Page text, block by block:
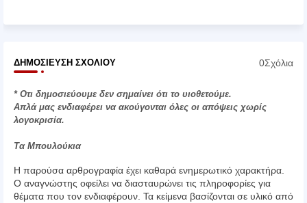
ΔΗΜΟΣΊΕΥΣΗ ΣΧΟΛΊΟΥ 0Σχόλια
* Οτι δημοσιεύουμε δεν σημαίνει ότι το υιοθετούμε.
Απλά μας ενδιαφέρει να ακούγονται όλες οι απόψεις χωρίς
λογοκρισία.
Τα Μπουλούκια
Η παρούσα αρθρογραφία έχει καθαρά ενημερωτικό χαρακτήρα.
Ο αναγνώστης οφείλει να διασταυρώνει τις πληροφορίες για
θέματα που τον ενδιαφέρουν. Τα κείμενα βασίζονται σε υλικό από